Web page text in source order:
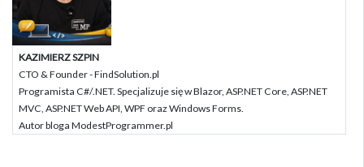
KAZIMIERZ SZPIN
CTO & Founder - FindSolution.pl
Programista C#/.NET. Specjalizuje się w Blazor, ASP.NET Core, ASP.NET
MVC, ASP.NET Web API, WPF oraz Windows Forms.
Autor bloga ModestProgrammer.pl